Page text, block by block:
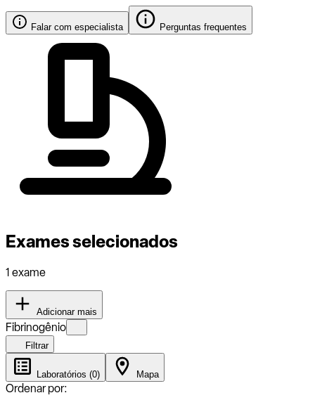
Falar com especialista Perguntas frequentes
Exames selecionados
1 exame
Adicionar mais
Fibrinogênio
Filtrar
Laboratórios (0) Mapa
Ordenar por: